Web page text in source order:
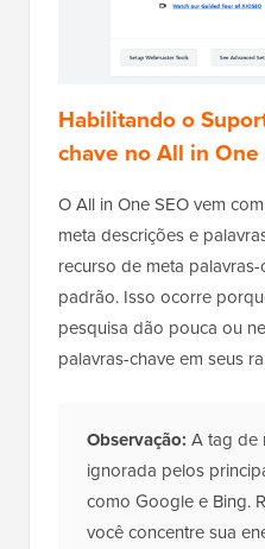
Habilitando o
chave no All in One
O All in One SEO vem
meta descrições e
recurso de meta
padrão. Isso ocorre
pesquisa dão pouca ou
palavras-chave em seus
Observação: A tag de
ignorada pelos
como Google e Bing.
você concentre sua